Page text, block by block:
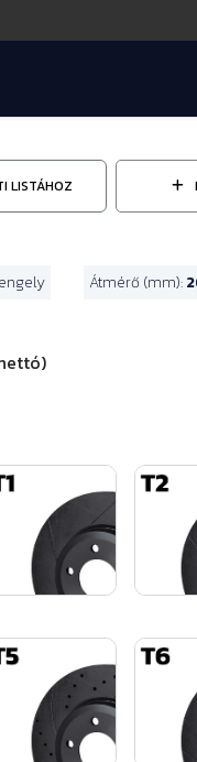
LISTÁHOZ
Átmérő (mm):